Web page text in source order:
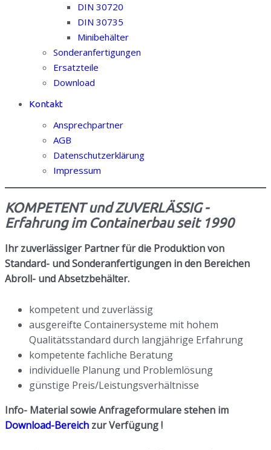
DIN 30720
DIN 30735
Minibehälter
Sonderanfertigungen
Ersatzteile
Download
Kontakt
Ansprechpartner
AGB
Datenschutzerklärung
Impressum
KOMPETENT und ZUVERLÄSSIG -
Erfahrung im Containerbau seit 1990
Ihr zuverlässiger Partner für die Produktion von
Standard- und Sonderanfertigungen in den Bereichen
Abroll- und Absetzbehälter.
kompetent und zuverlässig
ausgereifte Containersysteme mit hohem
Qualitätsstandard durch langjährige Erfahrung
kompetente fachliche Beratung
individuelle Planung und Problemlösung
günstige Preis/Leistungsverhältnisse
Info- Material sowie Anfrageformulare stehen im
Download-Bereich zur Verfügung !